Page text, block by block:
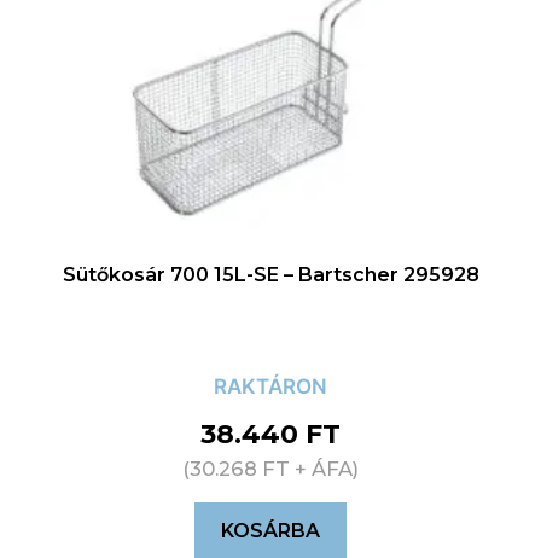
Sütőkosár 700 15L-SE – Bartscher 295928
RAKTÁRON
38.440 FT
(30.268 FT + ÁFA)
KOSÁRBA